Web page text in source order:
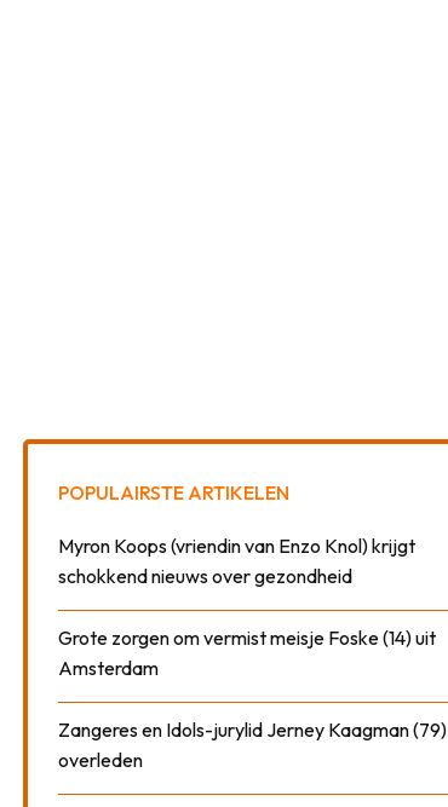
POPULAIRSTE ARTIKELEN
Myron Koops (vriendin van Enzo Knol) krijgt
schokkend nieuws over gezondheid
Grote zorgen om vermist meisje Foske (14) uit
Amsterdam
Zangeres en Idols-jurylid Jerney Kaagman (79)
overleden